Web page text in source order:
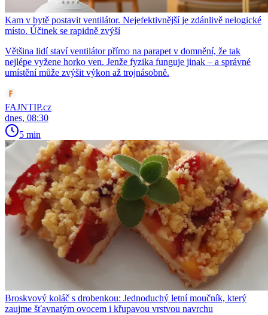
Kam v bytě postavit ventilátor. Nejefektivnější je zdánlivě nelogické
místo. Účinek se rapidně zvýší
Většina lidí staví ventilátor přímo na parapet v domnění, že tak
nejlépe vyžene horko ven. Jenže fyzika funguje jinak – a správné
umístění může zvýšit výkon až trojnásobně.
FAJNTIP.cz
dnes, 08:30
5 min
Broskvový koláč s drobenkou: Jednoduchý letní moučník, který
zaujme šťavnatým ovocem i křupavou vrstvou navrchu